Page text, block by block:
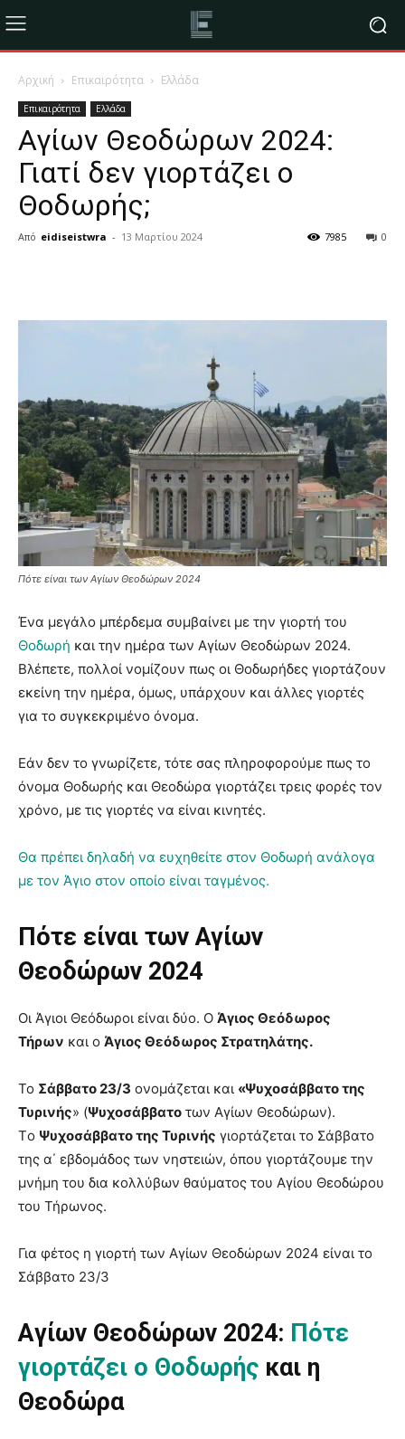
Αρχική Επικαιρότητα Ελλάδα
Επικαιρότητα Ελλάδα
Αγίων Θεοδώρων 2024:
Γιατί δεν γιορτάζει ο
Θοδωρής;
Από eidiseistwra - 13 Μαρτίου 2024 0
7985
Πότε είναι των Αγίων Θεοδώρων 2024
Ένα μεγάλο μπέρδεμα συμβαίνει με την γιορτή του
Θοδωρή και την ημέρα των Αγίων Θεοδώρων 2024.
Βλέπετε, πολλοί νομίζουν πως οι Θοδωρήδες γιορτάζουν
εκείνη την ημέρα, όμως, υπάρχουν και άλλες γιορτές
για το συγκεκριμένο όνομα.
Εάν δεν το γνωρίζετε, τότε σας πληροφορούμε πως το
όνομα Θοδωρής και Θεοδώρα γιορτάζει τρεις φορές τον
χρόνο, με τις γιορτές να είναι κινητές.
Θα πρέπει δηλαδή να ευχηθείτε στον Θοδωρή ανάλογα
με τον Άγιο στον οποίο είναι ταγμένος.
Πότε είναι των Αγίων
Θεοδώρων 2024
Οι Άγιοι Θεόδωροι είναι δύο. O Άγιος Θεόδωρος
Τήρων και ο Άγιος Θεόδωρος Στρατηλάτης.
Το Σάββατο 23/3 ονομάζεται και «Ψυχοσάββατο της
Τυρινής» (Ψυχοσάββατο των Αγίων Θεοδώρων).
Tο Ψυχοσάββατο της Τυρινής γιορτάζεται το Σάββατο
της α΄ εβδομάδος των νηστειών, όπου γιορτάζουμε την
μνήμη του δια κολλύβων θαύματος του Αγίου Θεοδώρου
του Τήρωνος.
Για φέτος η γιορτή των Αγίων Θεοδώρων 2024 είναι το
Σάββατο 23/3
Aγίων Θεοδώρων 2024: Πότε
γιορτάζει ο Θοδωρής και η
Θεοδώρα